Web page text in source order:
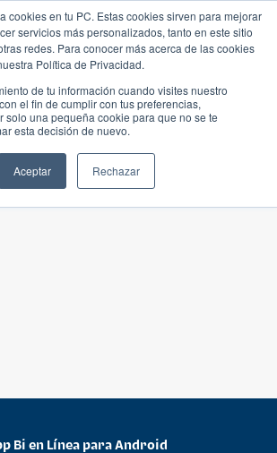
cookies en tu PC. Estas cookies sirven para mejorar
servicios más personalizados, tanto en este sitio
redes. Para conocer más acerca de las cookies
Política de Privacidad.
de tu información cuando visites nuestro
el fin de cumplir con tus preferencias,
solo una pequeña cookie para que no se te
esta decisión de nuevo.
Aceptar Rechazar
Bi en Línea para Android